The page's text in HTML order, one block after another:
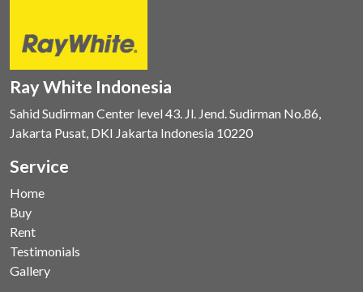
Ray White Indonesia
Sahid Sudirman Center level 43. Jl. Jend. Sudirman No.86,
Jakarta Pusat, DKI Jakarta Indonesia 10220
Service
Home
Buy
Rent
Testimonials
Gallery